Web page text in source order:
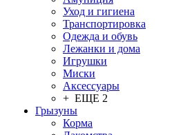
Уход и гигиена
Транспортировка
Одежда и обувь
Лежанки и дома
Игрушки
Миски
Аксессуары
+ ЕЩЕ 2
Грызуны
Корма